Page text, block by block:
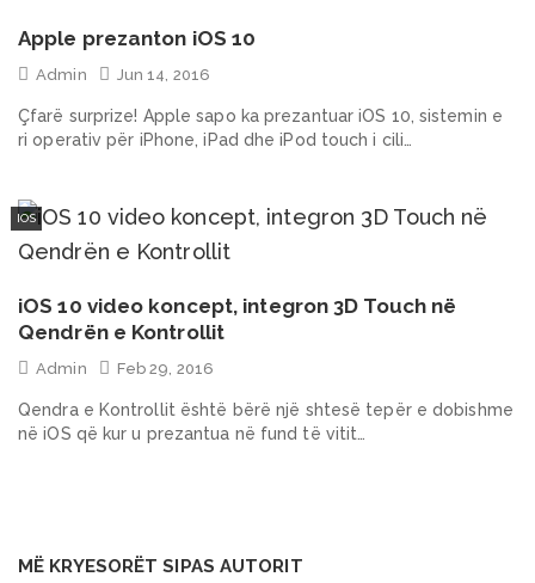
Apple prezanton iOS 10
Admin Jun 14, 2016
Çfarë surprize! Apple sapo ka prezantuar iOS 10, sistemin e
ri operativ për iPhone, iPad dhe iPod touch i cili…
IOS
iOS 10 video koncept, integron 3D Touch në
Qendrën e Kontrollit
Admin Feb 29, 2016
Qendra e Kontrollit është bërë një shtesë tepër e dobishme
në iOS që kur u prezantua në fund të vitit…
MË KRYESORËT SIPAS AUTORIT